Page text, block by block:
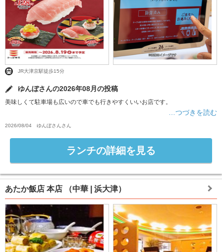
JR大津京駅徒歩15分
ゆんぼさんの2026年08月の投稿
美味しくて駐車場も広いので車でも行きやすくいいお店です。
…つづきを読む
2026/08/04 ゆんぼさん さん
ランチの詳細を見る
あたか飯店 本店 （中華 | 浜大津）